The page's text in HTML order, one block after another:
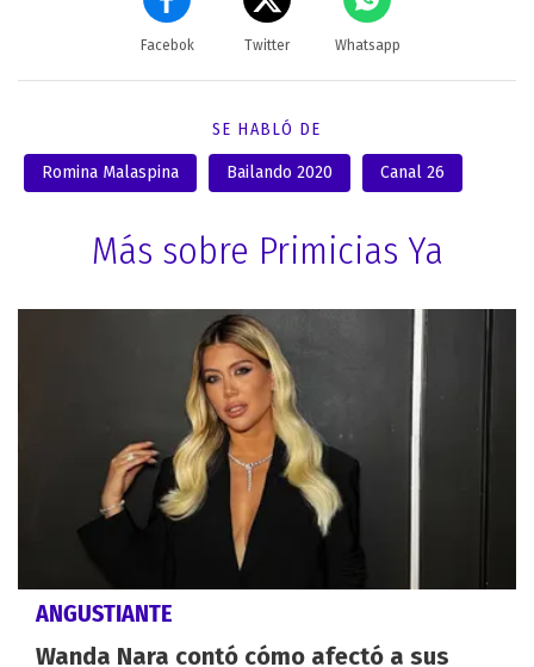
Facebok Twitter Whatsapp
SE HABLÓ DE
Romina Malaspina Bailando 2020 Canal 26
Más sobre Primicias Ya
ANGUSTIANTE
Wanda Nara contó cómo afectó a sus